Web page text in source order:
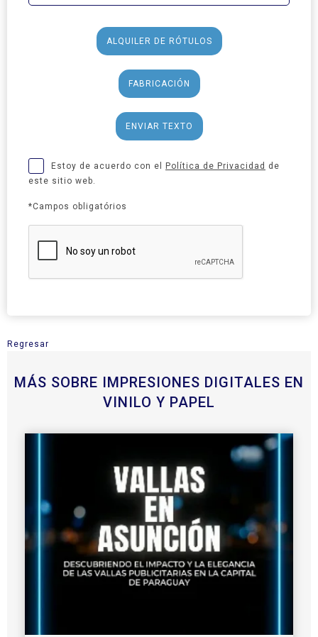
ALQUILER DE RÓTULOS
FABRICACIÓN
ENVIAR TEXTO
Estoy de acuerdo con el Política de Privacidad de
este sitio web.
*Campos obligatórios
Regresar
MÁS SOBRE IMPRESIONES DIGITALES EN
VINILO Y PAPEL